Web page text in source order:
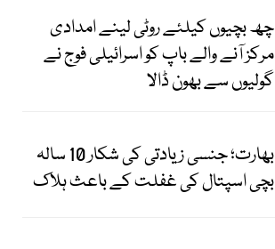
چھ بچیوں کیلئے روٹی لینے امدادی
مرکز آنے والے باپ کو اسرائیلی فوج نے
گولیوں سے بھون ڈالا
بھارت؛ جنسی زیادتی کی شکار 10 سالہ
بچی اسپتال کی غفلت کے باعث ہلاک